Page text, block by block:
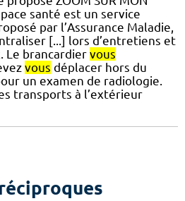
santé est un service
par l’Assurance Maladie,
[...] lors d’entretiens et
Le brancardier vous
vous déplacer hors du
un examen de radiologie.
transports à l’extérieur